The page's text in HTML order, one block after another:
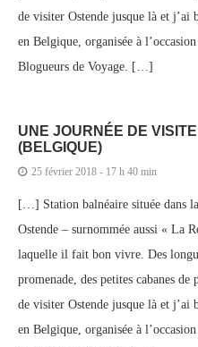
de visiter Ostende jusque là et j’ai
en Belgique, organisée à
Blogueurs de Voyage. […]
UNE JOURNÉE DE
(BELGIQUE)
25 février 2018 - 17 h 40 min
[…] Station balnéaire située dans
Ostende – surnommée aussi « La
laquelle il fait bon vivre. Des
promenade, des petites cabanes
de visiter Ostende jusque là et j’ai
en Belgique, organisée à